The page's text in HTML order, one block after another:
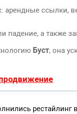
ссылки,
падение, а также
Буст, она